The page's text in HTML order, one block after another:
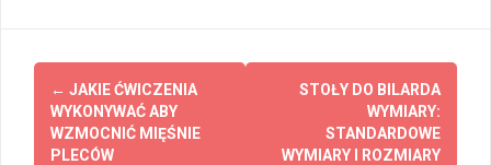
Post
navigation
← JAKIE ĆWICZENIA
WYKONYWAĆ ABY
WZMOCNIĆ MIĘŚNIE
PLECÓW
STOŁY DO BILARDA
WYMIARY:
STANDARDOWE
WYMIARY I ROZMIARY